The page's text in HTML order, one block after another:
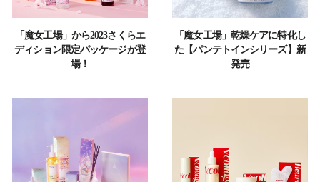
「魔女工場」から2023さくらエ
ディション限定パッケージが登
場！
「魔女工場」乾燥ケアに特化し
た【パンテトインシリーズ】新
発売